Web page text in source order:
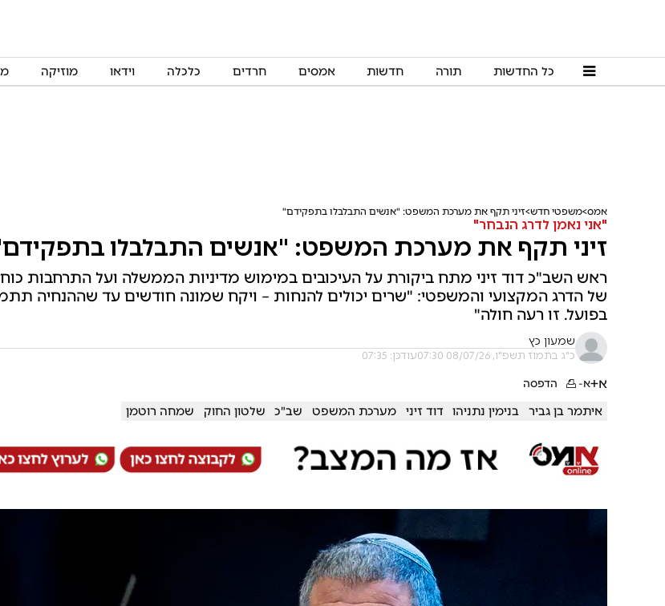
כל החדשות תורה חדשות אמסים חרדים כלכלה וידאו מוזיקה
אמס משפטי חדש זיני תקף את מערכת המשפט: "אנשים התבלבלו בתפקידם"
"אני נאמן לדרג הנבחר"
זיני תקף את מערכת המשפט: "אנשים התבלבלו
ראש השב"כ דוד זיני מתח ביקורת על העיכובים במימוש מדיניות הממשלה ועל התרחבות
של הדרג המקצועי והמשפטי: "שרים יכולים להנחות – ויקח שמונה חודשים עד שההנחיה
בפועל. זו רעה חולה"
שמעון כץ
כ"ג בתמוז תשפ"ו, 08/07/26 07:30 עודכן: 07:35
א+א- הדפסה
איתמר בן גביר בנימין נתניהו דוד זיני מערכת המשפט שב"כ שלטון החוק שמחה רוטמן